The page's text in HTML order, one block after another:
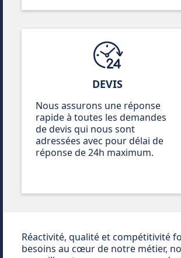
DEVIS
Nous assurons une réponse
rapide à toutes les demandes
de devis qui nous sont
adressées avec pour délai de
réponse de 24h maximum.
Réactivité, qualité et compétitivité
besoins au cœur de notre métier,